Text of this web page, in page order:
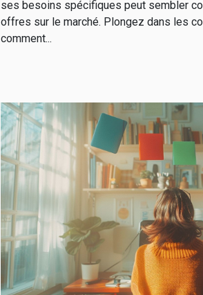
ses besoins spécifiques peut sembler
offres sur le marché. Plongez dans les
comment...